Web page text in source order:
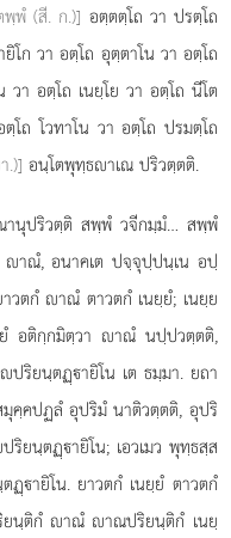
พํ (สี. ก.)] อตฺตตฺโถ วา ปรตฺโถ
โก วา อตฺโถ อุตฺตาโน วา อตฺโถ
า อตฺโถ เนยฺโย วา อตฺโถ นีโต
โถ โวทาโน วา อตฺโถ ปรมตฺโถ
.)] อนฺโตพุทฺธาเณ ปริวตฺตติ.
นุปริวตฺติ สพฺพํ วจีกมฺมํ… สพฺพํ
าณํ, อนาคเต ปจฺจุปฺปนฺเน อปฺ
ตกํ าณํ ตาวตกํ เนยฺยํ; เนยฺย
อติกฺกมิตฺวา าณํ นปฺปวตฺตติ,
ริยนฺตฏฺายิโน เต ธมฺมา. ยถา
คฺคปฏลํ อุปริมํ นาติวตฺตติ, อุปริ
นฺตฏฺายิโน; เอวเมว พุทฺธสฺส
ายิโน. ยาวตกํ เนยฺยํ ตาวตกํ
นฺติกํ าณํ าณปริยนฺติกํ เนยฺ